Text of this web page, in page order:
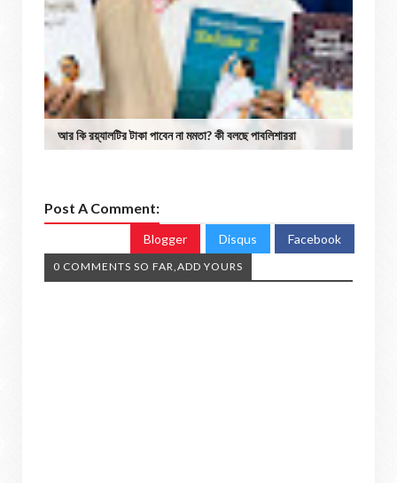
আর কি রয়্যালটির টাকা পাবেন না মমতা? কী বলছে পাবলিশাররা
Post A Comment:
Blogger Disqus Facebook
0 COMMENTS SO FAR,ADD YOURS